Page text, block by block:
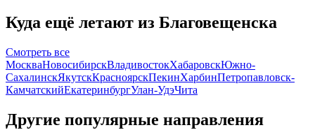
Куда ещё летают из Благовещенска
Смотреть все
МоскваНовосибирскВладивостокХабаровскЮжно-
СахалинскЯкутскКрасноярскПекинХарбинПетропавловск-
КамчатскийЕкатеринбургУлан-УдэЧита
Другие популярные направления